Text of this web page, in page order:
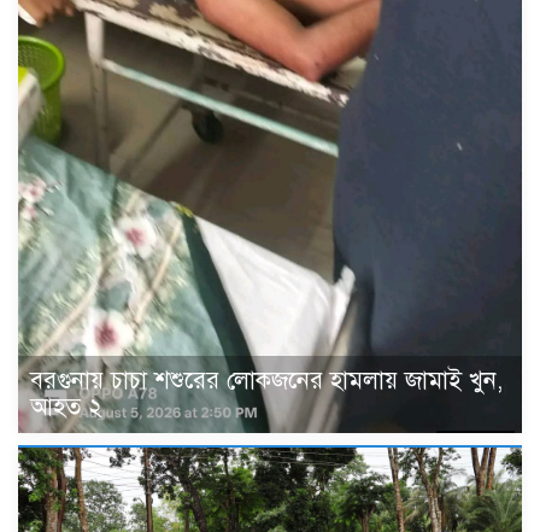
বরগুনায় চাচা শশুরের লোকজনের হামলায় জামাই খুন,
আহত ২